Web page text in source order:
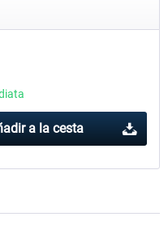
a la cesta